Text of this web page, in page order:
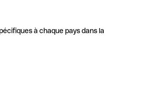
à chaque pays dans la